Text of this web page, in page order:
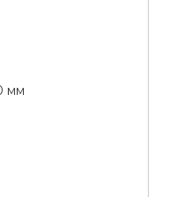
мм